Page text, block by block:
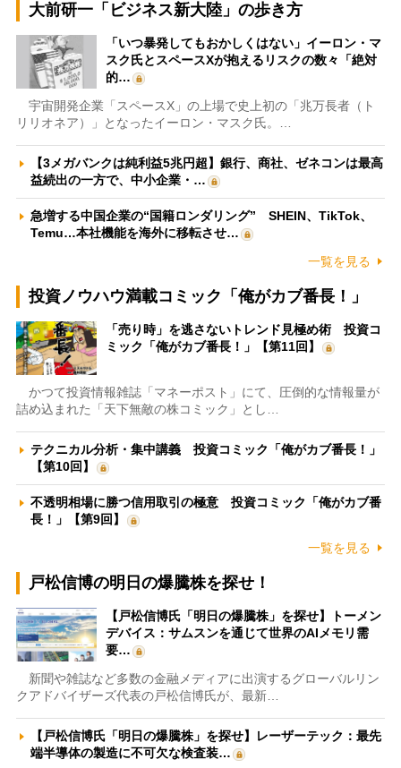
大前研一「ビジネス新大陸」の歩き方
「いつ暴発してもおかしくはない」イーロン・マ
スク氏とスペースXが抱えるリスクの数々「絶対
的…
宇宙開発企業「スペースX」の上場で史上初の「兆万長者（ト
リリオネア）」となったイーロン・マスク氏。…
【3メガバンクは純利益5兆円超】銀行、商社、ゼネコンは最高
益続出の一方で、中小企業・…
急増する中国企業の“国籍ロンダリング” SHEIN、TikTok、
Temu…本社機能を海外に移転させ…
一覧を見る
投資ノウハウ満載コミック「俺がカブ番長！」
「売り時」を逃さないトレンド見極め術 投資コ
ミック「俺がカブ番長！」【第11回】
かつて投資情報雑誌「マネーポスト」にて、圧倒的な情報量が
詰め込まれた「天下無敵の株コミック」とし…
テクニカル分析・集中講義 投資コミック「俺がカブ番長！」
【第10回】
不透明相場に勝つ信用取引の極意 投資コミック「俺がカブ番
長！」【第9回】
一覧を見る
戸松信博の明日の爆騰株を探せ！
【戸松信博氏「明日の爆騰株」を探せ】トーメン
デバイス：サムスンを通じて世界のAIメモリ需
要…
新聞や雑誌など多数の金融メディアに出演するグローバルリン
クアドバイザーズ代表の戸松信博氏が、最新…
【戸松信博氏「明日の爆騰株」を探せ】レーザーテック：最先
端半導体の製造に不可欠な検査装…